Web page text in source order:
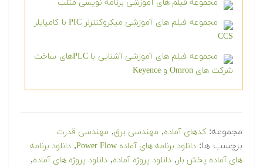
مجموعه فیلم های آموزشی برنامه نویسی متلب
مجموعه فیلم های آموزشی میکروکنترلر PIC با کامپایلر
CCS
مجموعه فیلم های آموزشی آشنایی با PLCهای ساخت
شرکت های Omron و Keyence
مجموعه:کدهای آماده, مهندسی برق, مهندسی قدرت
برچسب ها: دانلود برنامه های آماده Power Flow , دانلود برنامه
های آماده پخش بار, دانلود پروژه آماده, دانلود پروژه های آماده,